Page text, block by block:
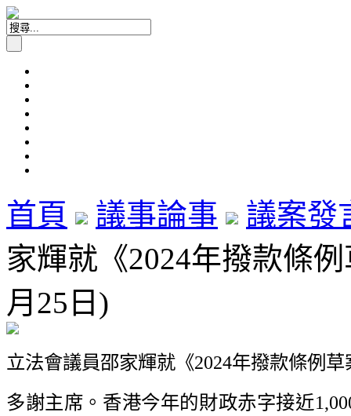
首頁 議事論事
議案發
家輝就《2024年撥款條
月25日)
立法會議員邵家輝就《2024年撥款條例
多謝主席。香港今年的財政赤字接近